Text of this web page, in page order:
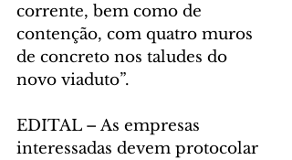
corrente, bem como de
contenção, com quatro muros
de concreto nos taludes do
novo viaduto”.
EDITAL – As empresas
interessadas devem protocolar